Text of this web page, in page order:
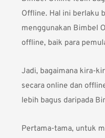
Offline. Hal ini berlaku
menggunakan Bimbel
offline, baik para
Jadi, bagaimana kira-
secara online dan
lebih bagus daripada
Pertama-tama, untuk